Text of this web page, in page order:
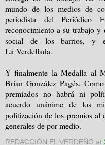
mundo de los medios de
periodista del Periódico
reconocimiento a su trabajo
social de los barrios, y
La Verdellada.
Y finalmente la Medalla al
Brian González Pagés.
premiados no habrá ni
acuerdo unánime de los
politización de los premios al
generales de por medio.
REDACCIÓN EL VERDEÑO at